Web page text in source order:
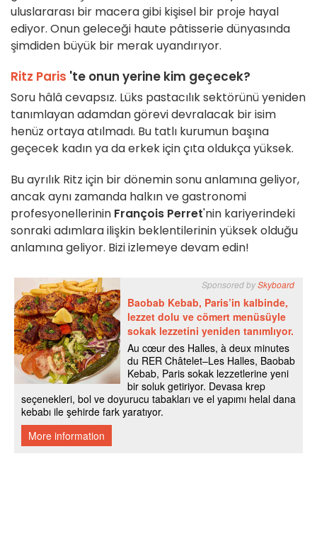
uluslararası bir macera gibi kişisel bir proje hayal
ediyor. Onun geleceği haute pâtisserie dünyasında
şimdiden büyük bir merak uyandırıyor.
Ritz Paris 'te onun yerine kim geçecek?
Soru hâlâ cevapsız. Lüks pastacılık sektörünü yeniden
tanımlayan adamdan görevi devralacak bir isim
henüz ortaya atılmadı. Bu tatlı kurumun başına
geçecek kadın ya da erkek için çıta oldukça yüksek.
Bu ayrılık Ritz için bir dönemin sonu anlamına geliyor,
ancak aynı zamanda halkın ve gastronomi
profesyonellerinin François Perret'nin kariyerindeki
sonraki adımlara ilişkin beklentilerinin yüksek olduğu
anlamına geliyor. Bizi izlemeye devam edin!